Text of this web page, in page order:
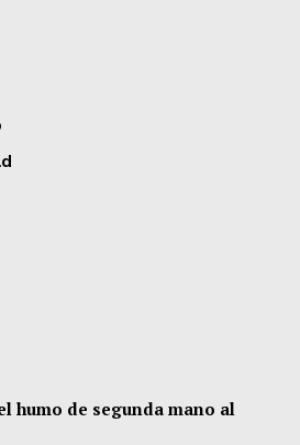
humo de segunda mano al